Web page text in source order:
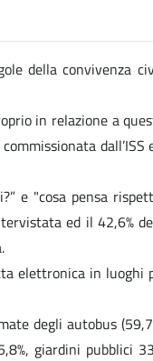
della convivenza
in relazione a
e "cosa pensa
ed il 42,6%
elettronica in
degli autobus
giardini pubblici